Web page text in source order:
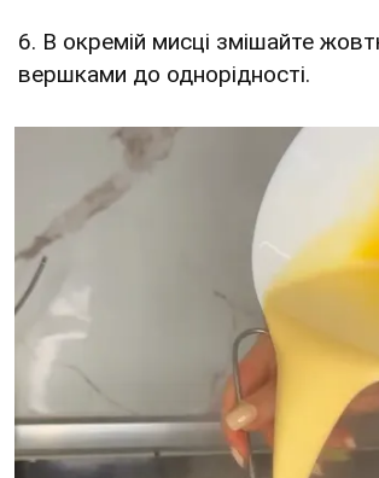
6. В окремій мисці змішайте
вершками до однорідності.